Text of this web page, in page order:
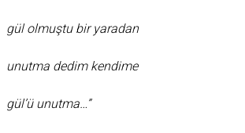
gül olmuştu bir yaradan
unutma dedim kendime
gül’ü unutma…”